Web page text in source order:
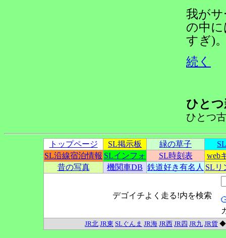
我がサ
の中
すぎ)
続く
ひと
ひとつ
トップページ SL掲示板 緑の草子
SL沿線宿泊情報 SLインフォ SL時刻表
web
昔の写真
機関車DB 鉄道好き有名人 SLリ
デゴイチよく走る!内を検索
JR北 JR東 SLぐんま JR海 JR西 JR四 JR九 JR貨